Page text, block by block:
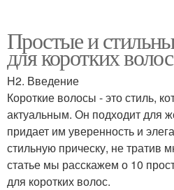
Простые и
для коротких волос
H2. Введение
Короткие волосы - это стиль,
актуальным. Он подходит для
придает им уверенность и
стильную прическу, не тратив
статье мы расскажем о 10
для коротких волос.